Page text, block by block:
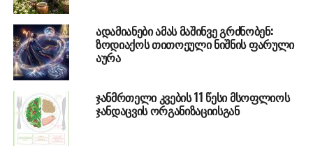
ადამიანები ამას მაშინვე გრძნობენ:
ზოდიაქოს თითოეული ნიშნის ფარული
აურა
ჯანმრთელი კვების 11 წესი მსოფლიოს
ჯანდაცვის ორგანიზაციისგან